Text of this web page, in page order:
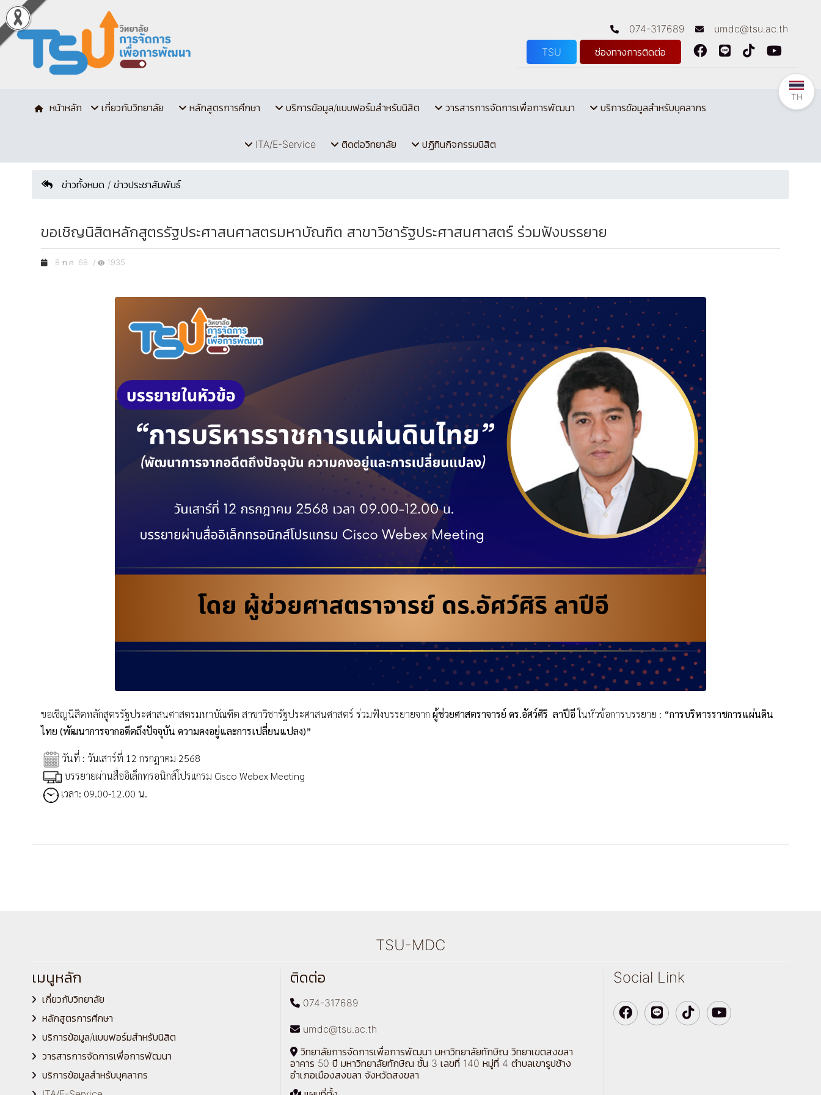
074-317689
umdc@tsu.ac.th
TSU
ช่องทางการติดต่อ
หน้าหลัก เกี่ยวกับวิทยาลัย หลักสูตรการศึกษา บริการข้อมูล/แบบฟอร์มสำหรับนิสิต วารสารการจัดการเพื่อการพัฒนา บริการข้อมูลสำหรับบุคลากร
ITA/E-Service ติดต่อวิทยาลัย ปฏิทินกิจกรรมนิสิต
ข่าวทั้งหมด / ข่าวประชาสัมพันธ์
ขอเชิญนิสิตหลักสูตรรัฐประศาสนศาสตรมหาบัณฑิต สาขาวิชารัฐประศาสนศาสตร์ ร่วมฟังบรรยาย
8 ก.ค. 68 / 1935
ขอเชิญนิสิตหลักสูตรรัฐประศาสนศาสตรมหาบัณฑิต สาขาวิชารัฐประศาสนศาสตร์ ร่วมฟังบรรยายจาก ผู้ช่วยศาสตราจารย์ ดร.อัศว์ศิริ ลาปีอีในหัวข้อการบรรยาย : “การบริหารราชการแผ่นดิน
ไทย (พัฒนาการจากอดีตถึงปัจจุบัน ความคงอยู่และการเปลี่ยนแปลง)”
วันที่ : วันเสาร์ที่ 12 กรกฎาคม 2568
บรรยายผ่านสื่ออิเล็กทรอนิกส์โปรแกรม Cisco Webex Meeting
เวลา: 09.00-12.00 น.
TSU-MDC
เมนูหลัก
เกี่ยวกับวิทยาลัย
หลักสูตรการศึกษา
บริการข้อมูล/แบบฟอร์มสำหรับนิสิต
วารสารการจัดการเพื่อการพัฒนา
บริการข้อมูลสำหรับบุคลากร
ติดต่อ
074-317689
umdc@tsu.ac.th
วิทยาลัยการจัดการเพื่อการพัฒนา มหาวิทยาลัยทักษิณ วิทยาเขตสงขลา
อาคาร 50 ปี มหาวิทยาลัยทักษิณ ชั้น 3 เลขที่ 140 หมู่ที่ 4 ตำบลเขารูปช้าง
อำเภอเมืองสงขลา จังหวัดสงขลา
Social Link
TH